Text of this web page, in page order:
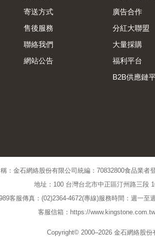
寄送方式
售後服務
聯絡我們
網站公告
廣告合作
分紅大聯盟
大量採購
福利平台
B2B供應鏈
：金石網絡股份有限公司 統編：70832800食品業者
地址：100 台灣台北市中正區汀州路三段
客服傳真：(02)2364-4672(專線)服務時間：週一至
客服信箱：https://
Copyright© 2000–2026 金石網絡股份